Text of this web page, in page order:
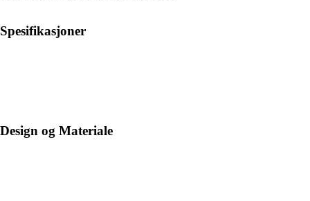
Spesifikasjoner
Design og Materiale